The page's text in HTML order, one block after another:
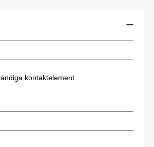
kontaktelement